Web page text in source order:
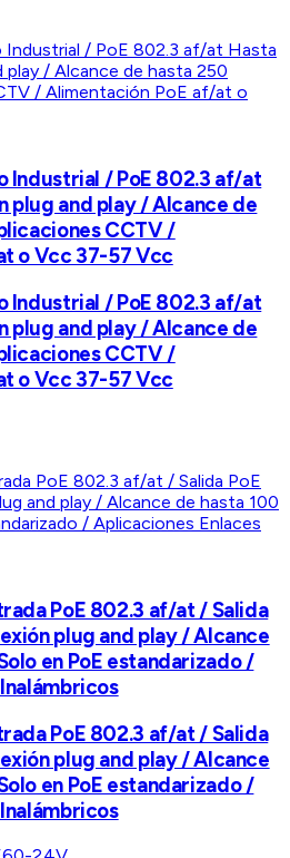
Industrial / PoE 802.3 af/at
plug and play / Alcance de
CCTV /
o Vcc 37-57 Vcc
Industrial / PoE 802.3 af/at
plug and play / Alcance de
CCTV /
o Vcc 37-57 Vcc
PoE 802.3 af/at / Salida
plug and play / Alcance
en PoE estandarizado /
PoE 802.3 af/at / Salida
plug and play / Alcance
en PoE estandarizado /